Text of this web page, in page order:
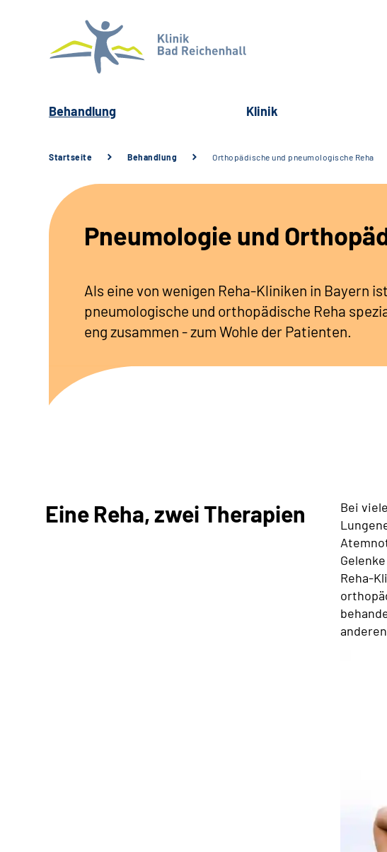
Behandlung Klinik
Startseite Behandlung Orthopädische und pneumologische Reha
Pneumologie und
Als eine von wenigen Reha-Kliniken in Bayern
pneumologische und orthopädische Reha
eng zusammen - zum Wohle der Patienten.
Eine Reha, zwei Therapien
Bei
Reha-